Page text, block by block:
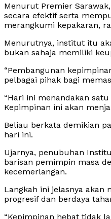
Menurut Premier
secara efektif serta
merangkumi kepakaran,
Menurutnya, institut itu
bukan sahaja memiliki
“Pembangunan
pelbagai pihak bagi
“Hari ini menandakan
Kepimpinan ini akan
Beliau berkata demikian
hari ini.
Ujarnya, penubuhan
barisan pemimpin masa
kecemerlangan.
Langkah ini jelasnya akan
progresif dan berdaya
“Kepimpinan hebat tidak